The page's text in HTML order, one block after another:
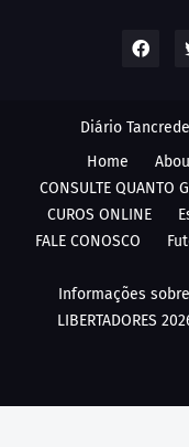
Diário
Home
CONSULTE QUANTO
CUROS ONLINE
FALE CONOSCO
Informações
LIBERTADORES